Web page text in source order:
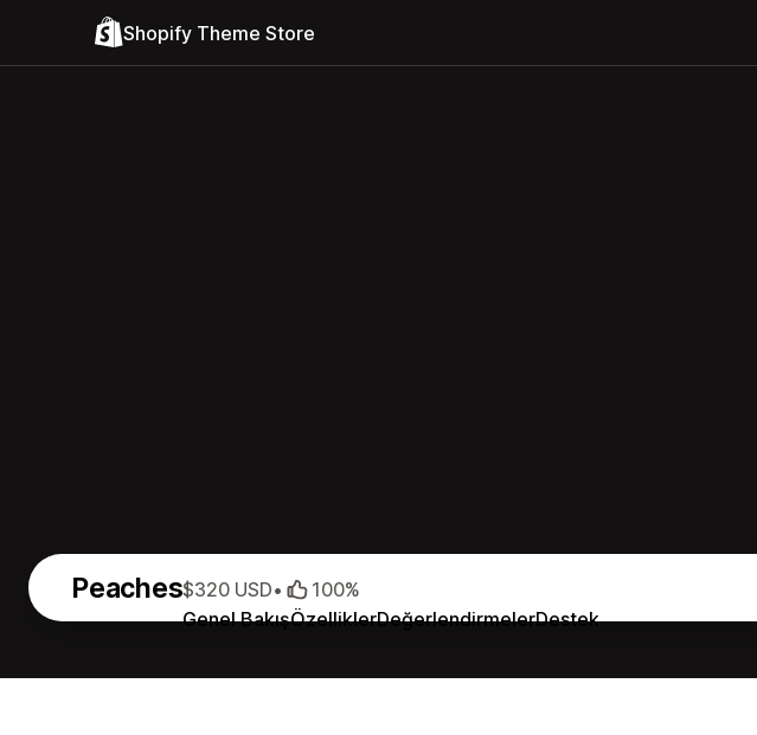
Shopify Theme Store
Peaches
Genel BakışÖzelliklerDeğerlendirmelerDestek
$320 USD• 100%